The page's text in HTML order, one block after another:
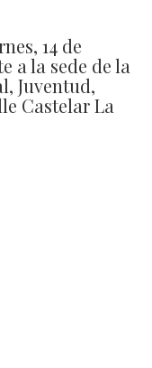
14 de
a la sede de la
Juventud,
Castelar La